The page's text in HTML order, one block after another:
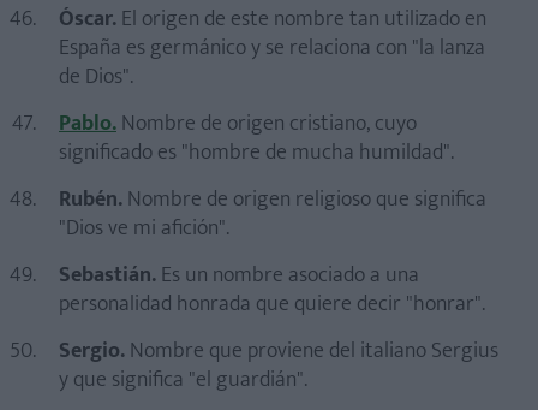
Óscar.El origen de este nombre tan utilizado en
España es germánico y se relaciona con "la lanza
de Dios".
Pablo.Nombre de origen cristiano, cuyo
significado es "hombre de mucha humildad".
Rubén.Nombre de origen religioso que significa
"Dios ve mi afición".
Sebastián.Es un nombre asociado a una
personalidad honrada que quiere decir "honrar".
Sergio.Nombre que proviene del italiano Sergius
y que significa "el guardián".